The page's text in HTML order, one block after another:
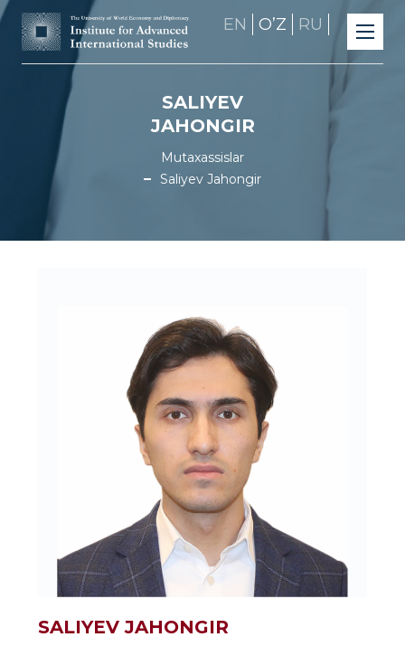
EN OʼZ RU
SALIYEV
JAHONGIR
Mutaxassislar
Saliyev Jahongir
SALIYEV JAHONGIR